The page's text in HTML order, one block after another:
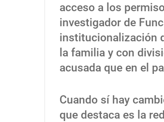
acceso a los
investigador de
institucionalización
la familia y con
acusada que en el
Cuando sí hay
que destaca es la